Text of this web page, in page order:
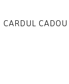
CARDUL CADOU